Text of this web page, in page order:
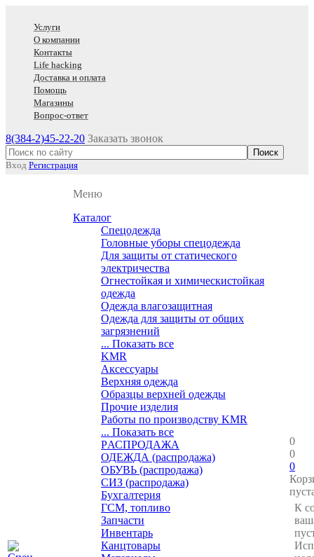
Услуги
О компании
Контакты
Life hacking
Доставка и оплата
Помощь
Магазины
Вопрос-ответ
8(384-2)45-22-20 Заказать звонок
Вход Регистрация
Меню
Каталог
Спецодежда
Головные уборы спецодежда
Для защиты от статического
электричества
Огнестойкая и химическистойкая
одежда
Одежда влагозащитная
Одежда для защиты от общих
загрязнений
... Показать все
KMR
Аксессуары
Верхняя одежда
Образцы верхней одежды
Прочие изделия
Работы по производству KMR
... Показать все
PАСПРОДАЖА
ОДЕЖДА (распродажа)
ОБУВЬ (распродажа)
СИЗ (распродажа)
Бухгалтерия
ГСМ, топливо
Запчасти
Инвентарь
Канцтовары
0
0
0
К